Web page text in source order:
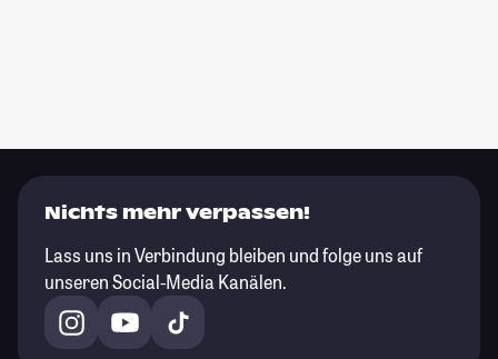
Nichts mehr verpassen!
Lass uns in Verbindung bleiben und folge uns auf
unseren Social-Media Kanälen.